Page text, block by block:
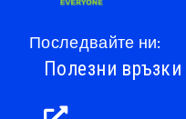
Последвайте ни:
Полезни връзки